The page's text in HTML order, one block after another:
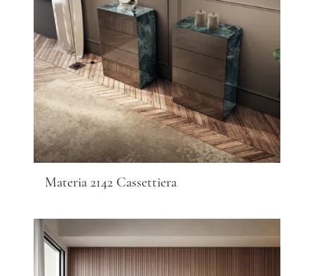
Materia 2142 Cassettiera